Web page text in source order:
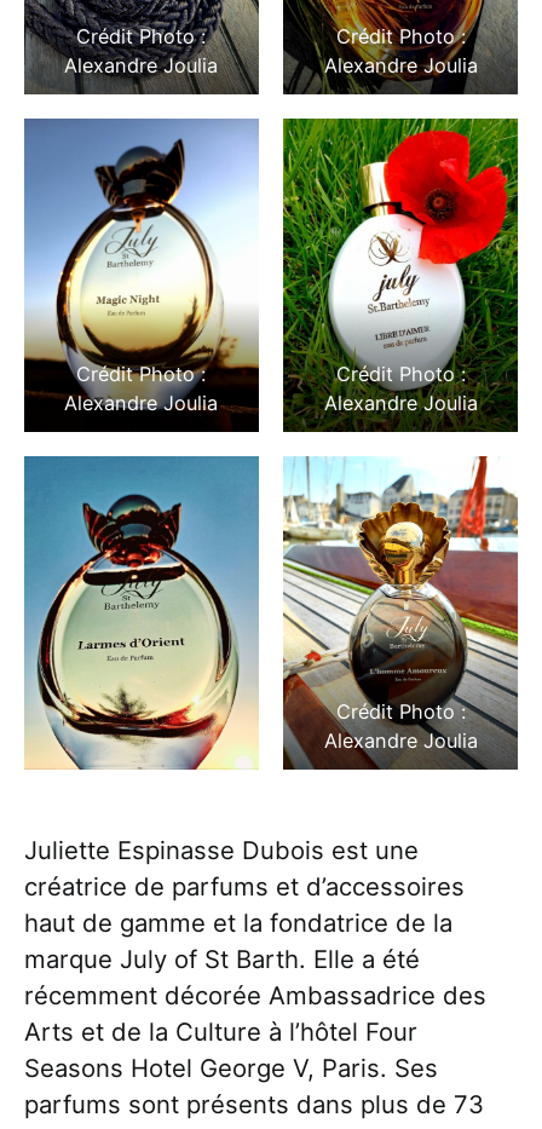
Crédit Photo :
Alexandre Joulia
Crédit Photo :
Alexandre Joulia
Crédit Photo :
Alexandre Joulia
Crédit Photo :
Alexandre Joulia
Crédit Photo :
Alexandre Joulia
Juliette Espinasse Dubois est une
créatrice de parfums et d’accessoires
haut de gamme et la fondatrice de la
marque July of St Barth. Elle a été
récemment décorée Ambassadrice des
Arts et de la Culture à l’hôtel Four
Seasons Hotel George V, Paris. Ses
parfums sont présents dans plus de 73